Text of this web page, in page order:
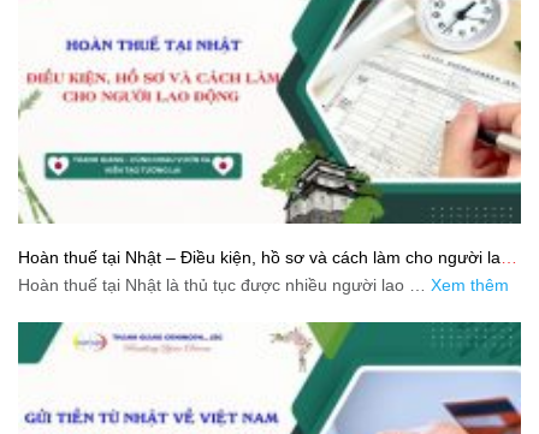
Hoàn thuế tại Nhật – Điều kiện, hồ sơ và cách làm cho người lao
động
Hoàn thuế tại Nhật là thủ tục được nhiều người lao … Xem thêm